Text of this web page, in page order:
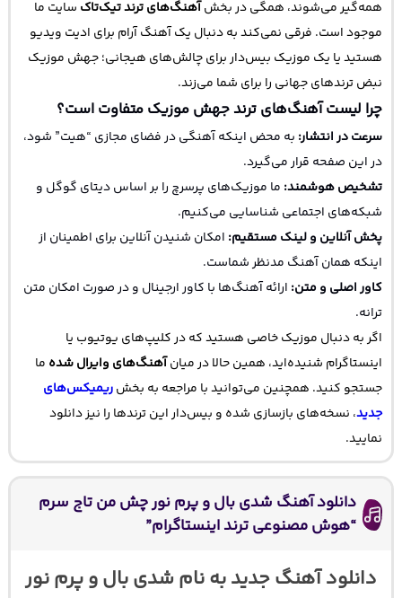
همه‌گیر می‌شوند، همگی در بخشآهنگ‌های ترند تیک‌تاک سایت ما
موجود است. فرقی نمی‌کند به دنبال یک آهنگ آرام برای ادیت ویدیو
هستید یا یک موزیک بیس‌دار برای چالش‌های هیجانی؛ جهش موزیک
نبض ترندهای جهانی را برای شما می‌زند.
چرا لیست آهنگ‌های ترند جهش موزیک متفاوت است؟
سرعت در انتشار: به محض اینکه آهنگی در فضای مجازی “هیت” شود،
در این صفحه قرار می‌گیرد.
تشخیص هوشمند: ما موزیک‌های پرسرچ را بر اساس دیتای گوگل و
شبکه‌های اجتماعی شناسایی می‌کنیم.
پخش آنلاین و لینک مستقیم: امکان شنیدن آنلاین برای اطمینان از
اینکه همان آهنگ مدنظر شماست.
کاور اصلی و متن: ارائه آهنگ‌ها با کاور ارجینال و در صورت امکان متن
ترانه.
اگر به دنبال موزیک خاصی هستید که در کلیپ‌های یوتیوب یا
اینستاگرام شنیده‌اید، همین حالا در میانآهنگ‌های وایرال شده ما
جستجو کنید. همچنین می‌توانید با مراجعه به بخشریمیکس‌های
جدید، نسخه‌های بازسازی شده و بیس‌دار این ترندها را نیز دانلود
نمایید.
دانلود آهنگ شدی بال و پرم نور چش من تاج سرم
“هوش مصنوعی ترند اینستاگرام”
دانلود آهنگ جدید به نام شدی بال و پرم نور